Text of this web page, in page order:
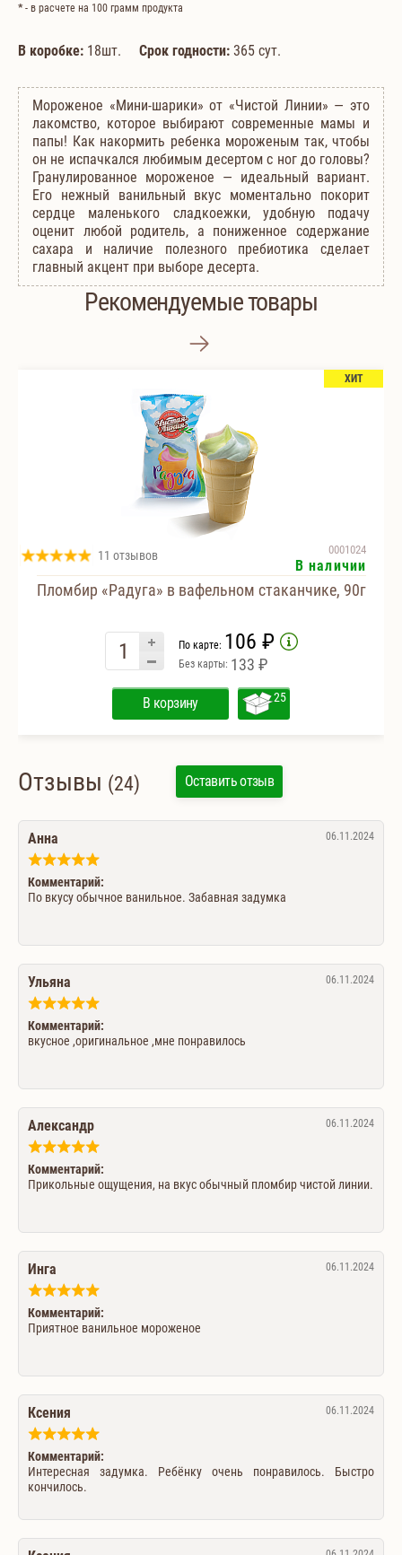
*- в расчете на 100 грамм продукта
В коробке: 18шт. Срок годности: 365 сут.
Мороженое «Мини-шарики» от «Чистой Линии» — это
лакомство, которое выбирают современные мамы и
папы! Как накормить ребенка мороженым так, чтобы
он не испачкался любимым десертом с ног до головы?
Гранулированное мороженое — идеальный вариант.
Его нежный ванильный вкус моментально покорит
сердце маленького сладкоежки, удобную подачу
оценит любой родитель, а пониженное содержание
сахара и наличие полезного пребиотика сделает
главный акцент при выборе десерта.
Рекомендуемые товары
ХИТ
11 отзывов 0001024
В наличии
Пломбир «Радуга» в вафельном стаканчике, 90г
По карте: 106 ₽
Без карты: 133 ₽
В корзину 25
Отзывы (24) Оставить отзыв
06.11.2024
Анна
Комментарий:
По вкусу обычное ванильное. Забавная задумка
06.11.2024
Ульяна
Комментарий:
вкусное ,оригинальное ,мне понравилось
06.11.2024
Александр
Комментарий:
Прикольные ощущения, на вкус обычный пломбир чистой линии.
06.11.2024
Инга
Комментарий:
Приятное ванильное мороженое
06.11.2024
Ксения
Комментарий:
Интересная задумка. Ребёнку очень понравилось. Быстро
кончилось.